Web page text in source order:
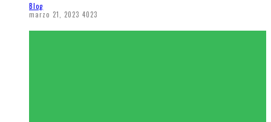
Blog
marzo 21, 2023 4023